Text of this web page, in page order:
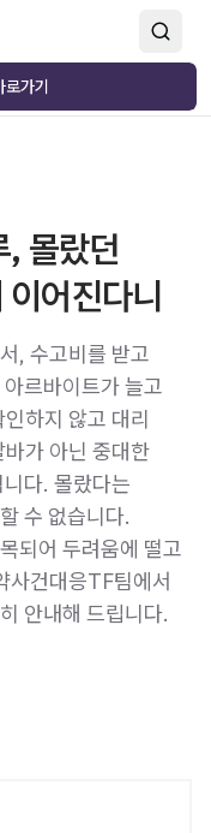
로가기
몰랐던
어진다니
, 수고비를 받고
르바이트가 늘고
하지 않고 대리
가 아닌 중대한
다. 몰랐다는
수 없습니다.
되어 두려움에 떨고
사건대응TF팀에서
안내해 드립니다.